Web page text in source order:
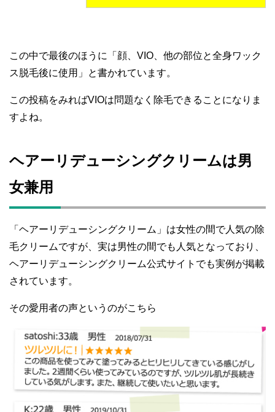
この中で最後のほうに「顔、VIO、他の部位と全身ワック
ス脱毛後に使用」と書かれています。
この投稿をみればVIOは問題なく除毛できる ことになりま
すよね。
ヘアーリデューシングクリームは男
女兼用
「ヘアーリデューシングクリーム」は女性の間で人気の除
毛クリームですが、実は男性の間でも人気となっており、
ヘアーリデューシングクリーム公式サイトでも実例が掲載
されています。
その愛用者の声というのがこちら